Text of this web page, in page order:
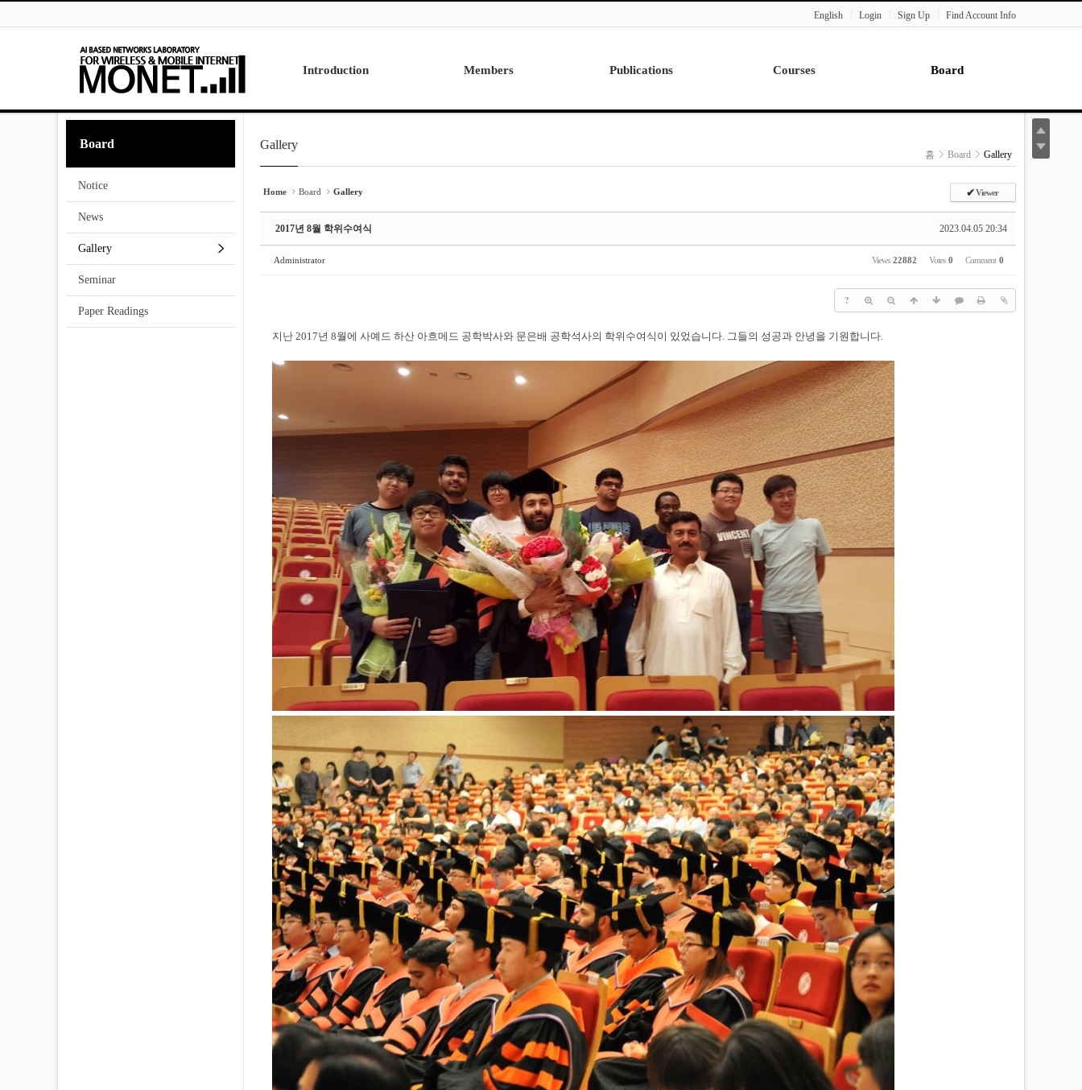
English
Login Sign Up Find Account Info
Introduction
Research
Contact Us
Members
Alumni
Publications Courses Board
Paper Readings
Board
Notice
News
Gallery
Seminar
Paper Readings
Gallery
홈 Board Gallery
Home Board Gallery ✔ Viewer
2023.04.05 20:34
2017년 8월 학위수여식
Administrator Views 22882 Votes 0 Comment 0
?
지난 2017년 8월에 사예드 하산 아흐메드 공학박사와 문은배 공학석사의 학위수여식이 있었습니다. 그들의 성공과 안녕을 기원합니다.
Sketchbook5, 스케치북5
Sketchbook5, 스케치북5
Sketchbook5, 스케치북5
Sketchbook5, 스케치북5